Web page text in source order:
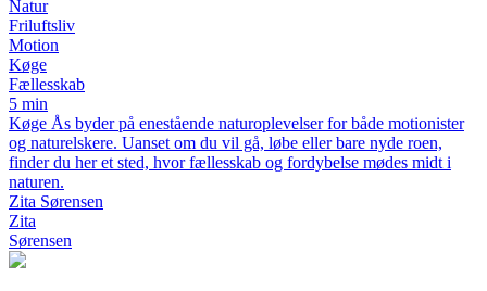
Natur
Friluftsliv
Motion
Køge
Fællesskab
5 min
Køge Ås byder på enestående naturoplevelser for både motionister
og naturelskere. Uanset om du vil gå, løbe eller bare nyde roen,
finder du her et sted, hvor fællesskab og fordybelse mødes midt i
naturen.
Zita Sørensen
Zita
Sørensen